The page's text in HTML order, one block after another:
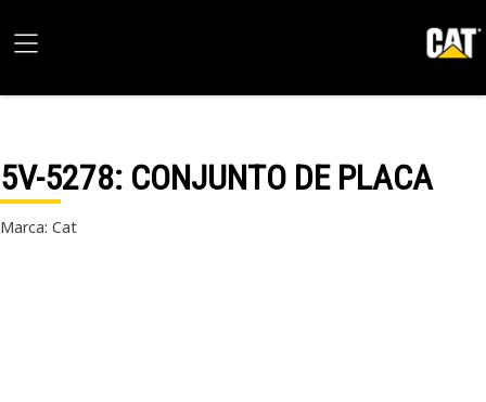
5V-5278: CONJUNTO DE PLACA
Marca: Cat